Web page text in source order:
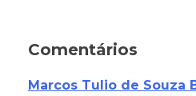
Comentários
Marcos Tulio de Souza